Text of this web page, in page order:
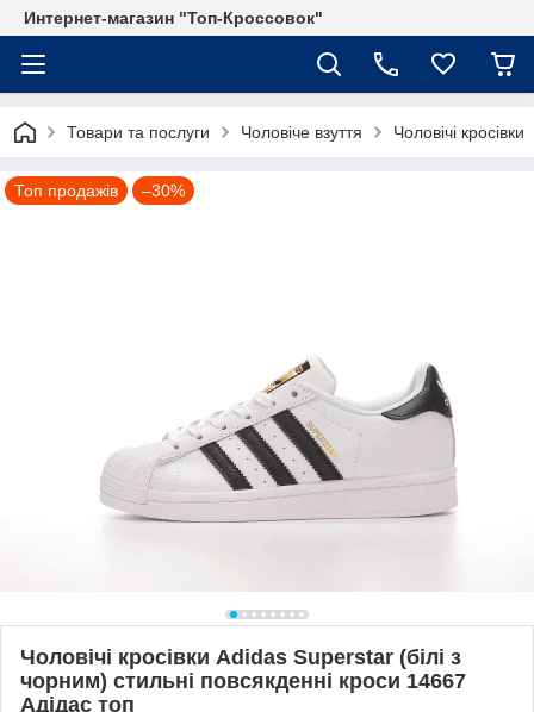
Интернет-магазин "Топ-Кроссовок"
Товари та послуги Чоловіче взуття Чоловічі кросівки
Топ продажів –30%
Чоловічі кросівки Adidas Superstar (білі з
чорним) стильні повсякденні кроси 14667
Адідас топ